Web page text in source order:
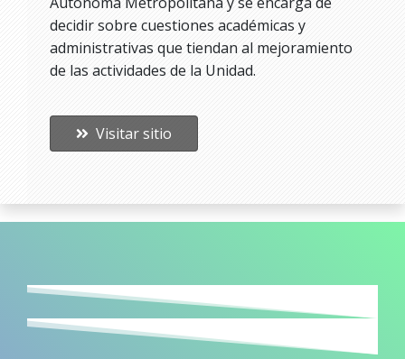
Autónoma Metropolitana y se encarga de
decidir sobre cuestiones académicas y
administrativas que tiendan al mejoramiento
Visitar sitio